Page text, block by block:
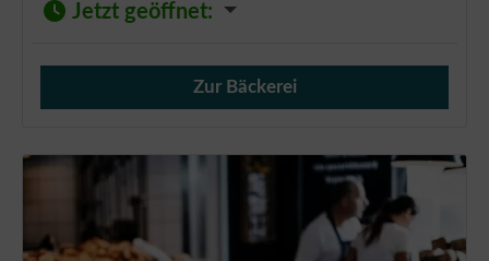
Jetzt geöffnet:
Verkauf von Brötchen,
Zur Bäckerei